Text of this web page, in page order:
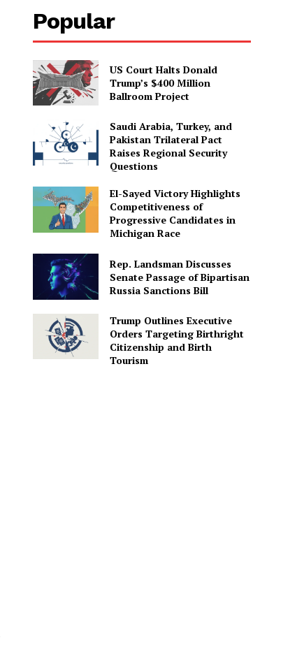
Popular
US Court Halts Donald
Trump’s $400 Million
Ballroom Project
Saudi Arabia, Turkey, and
Pakistan Trilateral Pact
Raises Regional Security
Questions
El-Sayed Victory Highlights
Competitiveness of
Progressive Candidates in
Michigan Race
Rep. Landsman Discusses
Senate Passage of Bipartisan
Russia Sanctions Bill
Trump Outlines Executive
Orders Targeting Birthright
Citizenship and Birth
Tourism